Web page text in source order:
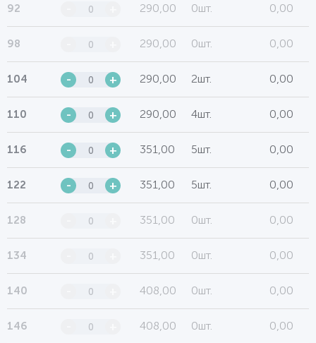
92 290,00 0шт. 0,00
98 290,00 0шт. 0,00
104 - + 290,00 2шт. 0,00
110 - + 290,00 4шт. 0,00
116 - + 351,00 5шт. 0,00
122 - + 351,00 5шт. 0,00
128 351,00 0шт. 0,00
134 351,00 0шт. 0,00
140 408,00 0шт. 0,00
146 408,00 0шт. 0,00